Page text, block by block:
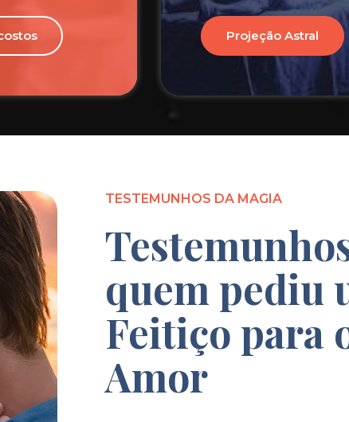
Projeção Astral
TESTEMUNHOS DA MAGIA
quem pediu
Feitiço para
Amor